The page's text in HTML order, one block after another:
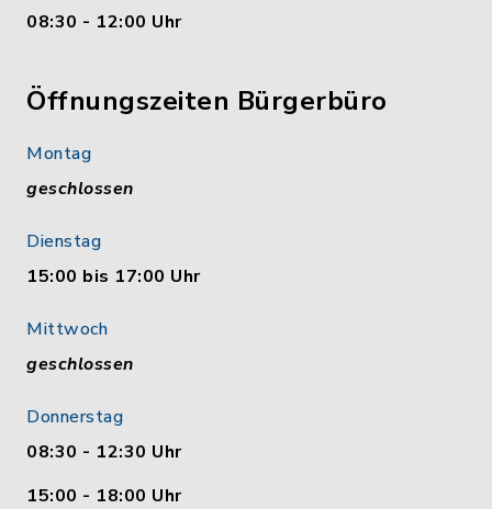
08:30 - 12:00 Uhr
Öffnungszeiten Bürgerbüro
Montag
geschlossen
Dienstag
15:00 bis 17:00 Uhr
Mittwoch
geschlossen
Donnerstag
08:30 - 12:30 Uhr
15:00 - 18:00 Uhr